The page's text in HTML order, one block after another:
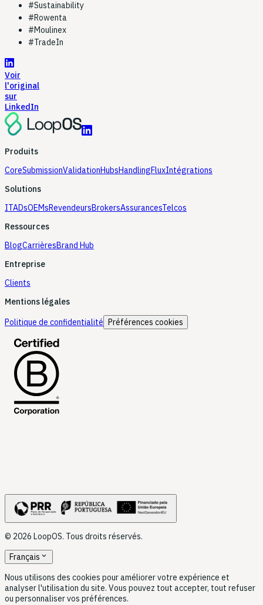
#Sustainability
#Rowenta
#Moulinex
#TradeIn
Voir
l'original
sur
LinkedIn
Produits
CoreSubmissionValidationHubsHandlingFluxIntégrations
Solutions
ITADsOEMsRevendeursBrokersAssurancesTelcos
Ressources
BlogCarrièresBrand Hub
Entreprise
Clients
Mentions légales
Politique de confidentialité Préférences cookies
© 2026 LoopOS. Tous droits réservés.
Français expand_more
Nous utilisons des cookies pour améliorer votre expérience et
analyser l'utilisation du site. Vous pouvez tout accepter, tout refuser
ou personnaliser vos préférences.